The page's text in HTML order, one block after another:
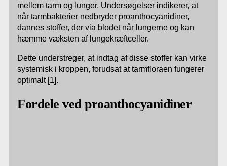
mellem tarm og lunger. Undersøgelser indikerer, at
når tarmbakterier nedbryder proanthocyanidiner,
dannes stoffer, der via blodet når lungerne og kan
hæmme væksten af lungekræftceller.
Dette understreger, at indtag af disse stoffer kan virke
systemisk i kroppen, forudsat at tarmfloraen fungerer
optimalt [1].
Fordele ved proanthocyanidiner